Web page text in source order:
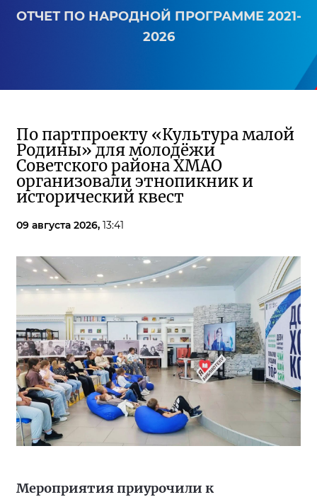
ОТЧЕТ ПО НАРОДНОЙ ПРОГРАММЕ 2021-
2026
По партпроекту «Культура малой
Родины» для молодёжи
Советского района ХМАО
организовали этнопикник и
исторический квест
09 августа 2026, 13:41
Мероприятия приурочили к